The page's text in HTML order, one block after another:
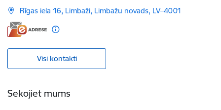
Rīgas iela 16, Limbaži, Limbažu novads, LV–4001
Visi kontakti
Sekojiet mums